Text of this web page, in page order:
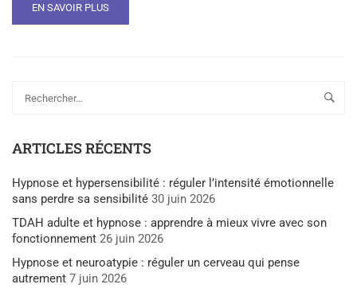
EN SAVOIR PLUS
ARTICLES RÉCENTS
Hypnose et hypersensibilité : réguler l’intensité émotionnelle
sans perdre sa sensibilité 30 juin 2026
TDAH adulte et hypnose : apprendre à mieux vivre avec son
fonctionnement 26 juin 2026
Hypnose et neuroatypie : réguler un cerveau qui pense
autrement 7 juin 2026